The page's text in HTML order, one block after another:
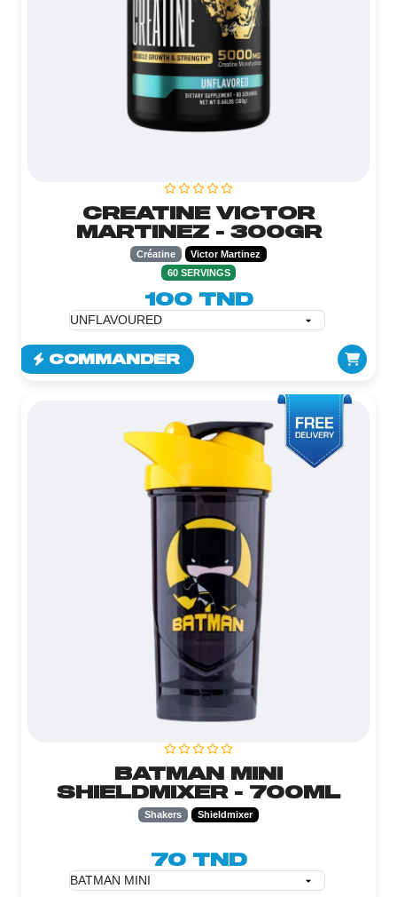
CREATINE VICTOR
MARTINEZ - 300GR
Créatine
Victor Martinez
60 SERVINGS
100 TND
COMMANDER
BATMAN MINI
SHIELDMIXER - 700ML
Shakers Shieldmixer
70 TND